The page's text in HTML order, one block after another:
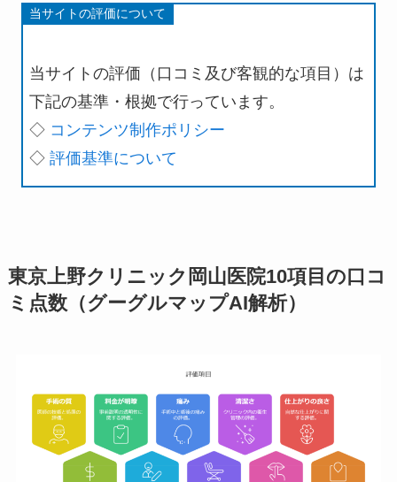
当サイトの評価について
当サイトの評価（口コミ及び客観的な項目）は
下記の基準・根拠で行っています。
◇ コンテンツ制作ポリシー
◇評価基準について
東京上野クリニック岡山医院10項目の口コ
ミ点数（グーグルマップAI解析）